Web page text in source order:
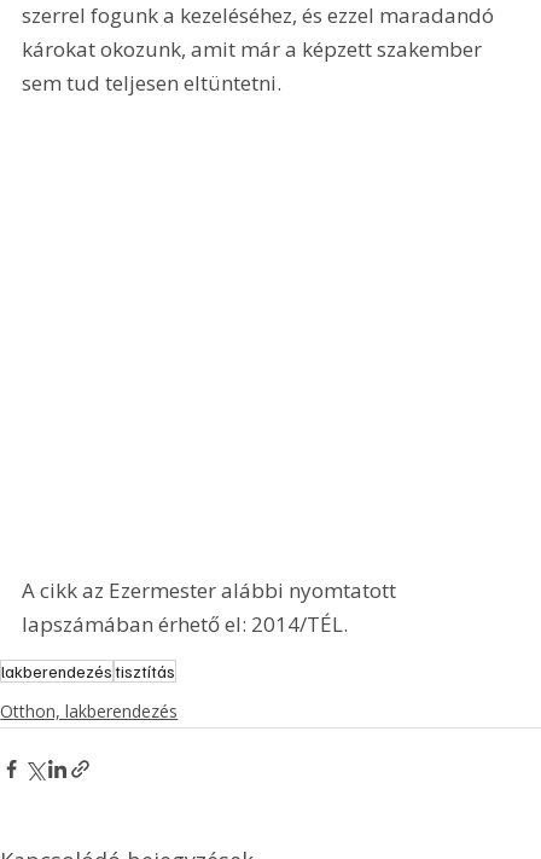
szerrel fogunk a kezeléséhez, és ezzel maradandó
károkat okozunk, amit már a képzett szakember
sem tud teljesen eltüntetni.
A cikk az Ezermester alábbi nyomtatott
lapszámában érhető el: 2014/TÉL.
lakberendezéstisztítás
Otthon, lakberendezés